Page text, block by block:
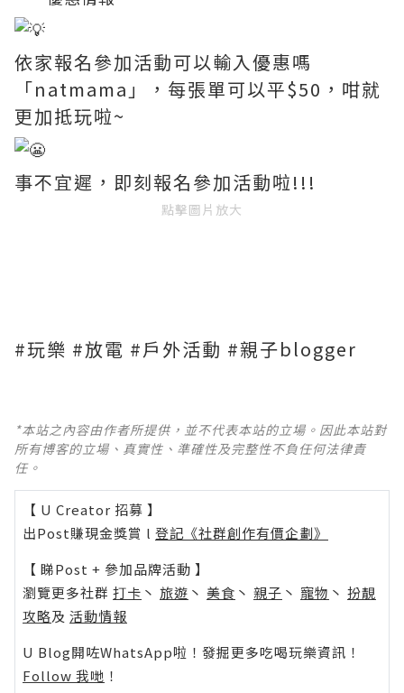
依家報名參加活動可以輸入優惠嗎
「natmama」，每張單可以平$50，咁就
更加抵玩啦~
事不宜遲，即刻報名參加活動啦!!!
點擊圖片放大
#玩樂 #放電 #戶外活動 #親子blogger
*本站之內容由作者所提供，並不代表本站的立場。因此本站對
所有博客的立場、真實性、準確性及完整性不負任何法律責
任。
【 U Creator 招募 】
出Post賺現金獎賞 l 登記《社群創作有價企劃》
【 睇Post + 參加品牌活動 】
瀏覽更多社群 打卡 丶 旅遊 丶 美食 丶 親子 丶 寵物 丶 扮靚
攻略及 活動情報
U Blog開咗WhatsApp啦！發掘更多吃喝玩樂資訊！
Follow 我哋 ！